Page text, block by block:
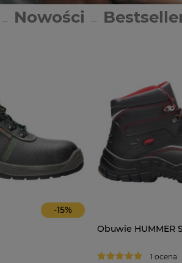
Nowości
-15%
Obuwie HUMMER
1 ocena